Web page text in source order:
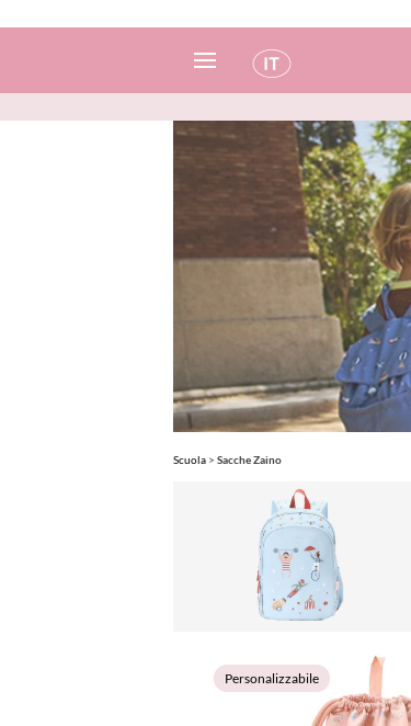
Spagnolo
Italiano
Inglese
Portoghese
Scuola > Sacche Zaino
Personalizzabile